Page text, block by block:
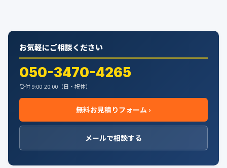
お気軽にご相談ください
050-3470-4265
受付 9:00-20:00（日・祝休）
無料お見積りフォーム ›
メールで相談する